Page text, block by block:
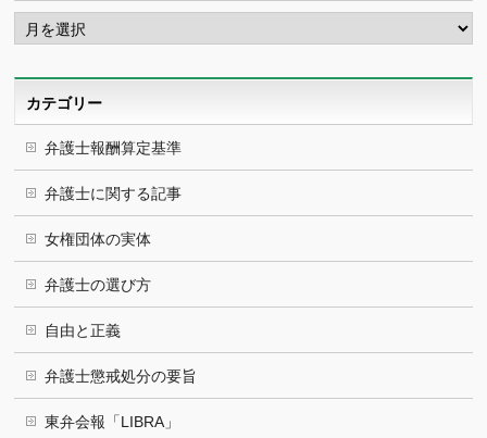
ア
ー
カ
カテゴリー
弁護士報酬算定基準
弁護士に関する記事
女権団体の実体
弁護士の選び方
自由と正義
弁護士懲戒処分の要旨
東弁会報「LIBRA」